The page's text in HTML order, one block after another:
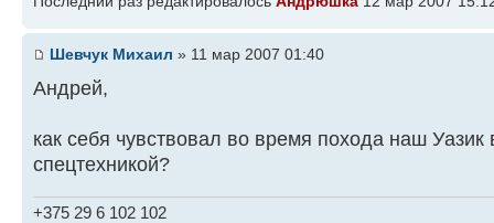
Шевчук Михаил » 11 мар 2007 01:40
Андрей,
как себя чувствовал во время похода наш
спецтехникой?
+375 29 6 102 102